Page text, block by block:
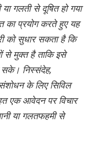
गलती से दूषित हो गया
का प्रयोग करते हुए यह
को सुधार सकता है कि
से मुक्त है ताकि इसे
सके। निस्संदेह,
संशोधन के लिए सिविल
एक आवेदन पर विचार
या गलतफहमी से